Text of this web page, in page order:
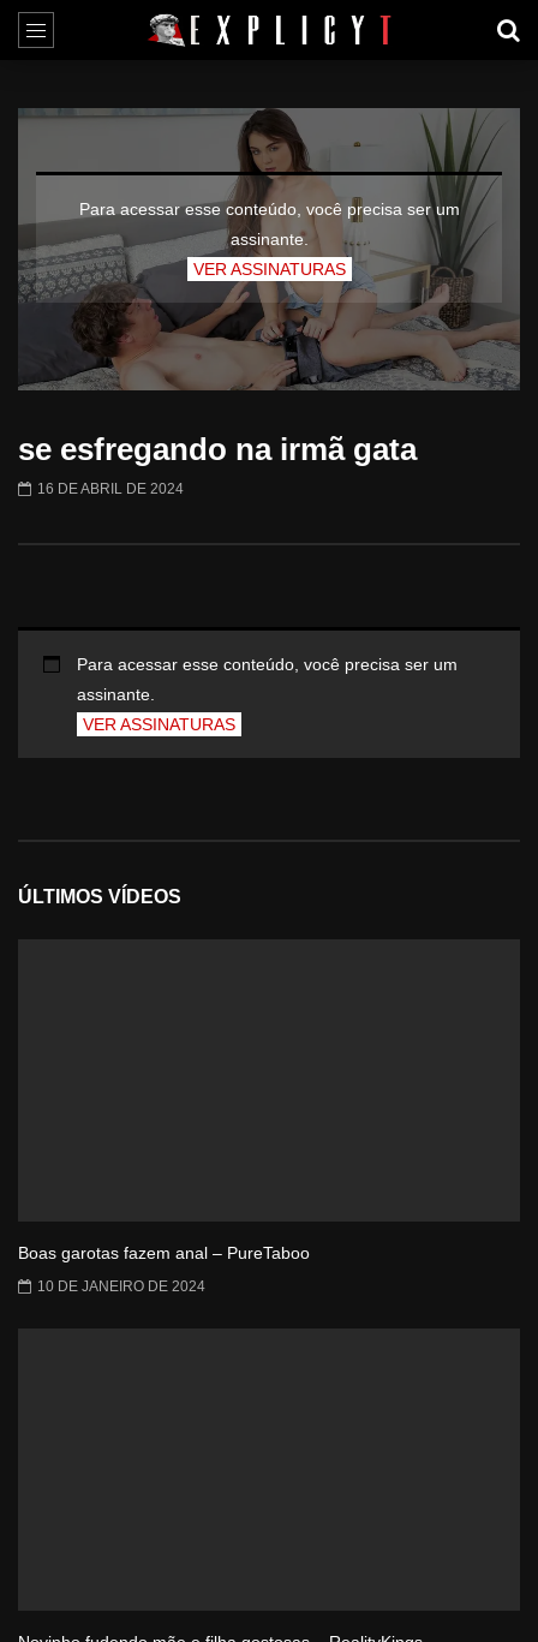
Para acessar esse conteúdo, você precisa ser um
assinante.
VER ASSINATURAS
se esfregando na irmã gata
16 DE ABRIL DE 2024
Para acessar esse conteúdo, você precisa ser um
assinante.
VER ASSINATURAS
ÚLTIMOS VÍDEOS
Boas garotas fazem anal – PureTaboo
10 DE JANEIRO DE 2024